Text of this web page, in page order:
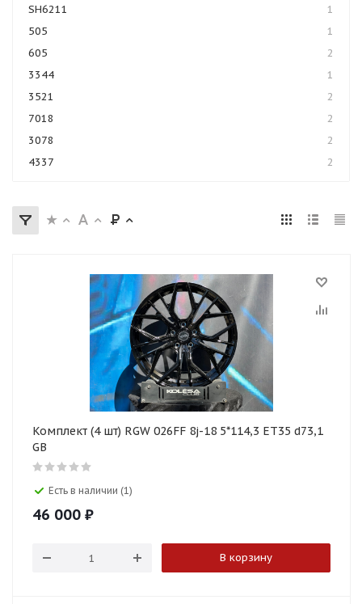
SH6211
1
505
1
605
2
3344
1
3521
2
7018
2
3078
2
4337
2
Комплект (4 шт) RGW 026FF 8j-18 5*114,3 ET35 d73,1
GB
Есть в наличии (1)
46 000 ₽
В корзину